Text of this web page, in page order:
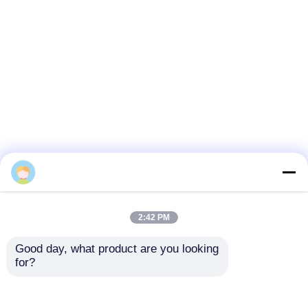
2:43 PM
Good day, what product are you looking
for?